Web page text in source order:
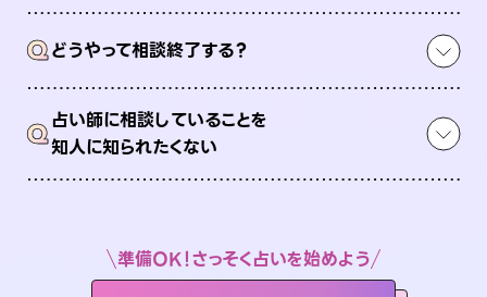
Qどうやって相談終了する？
Q占い師に相談していることを
知人に知られたくない
準備OK！さっそく占いを始めよう